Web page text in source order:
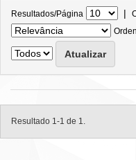
Resultados/Página |
Resultado 1-1 de 1.